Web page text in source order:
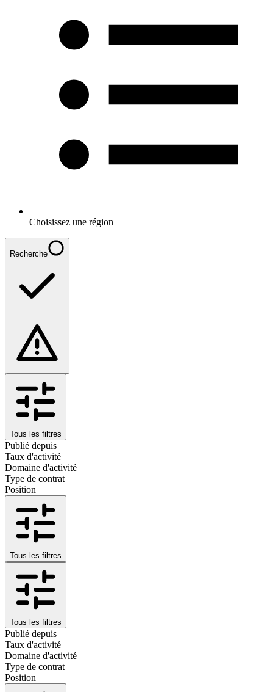
Choisissez une région
Recherche
Tous les filtres
Publié depuis
Taux d'activité
Domaine d'activité
Type de contrat
Position
Tous les filtres
Tous les filtres
Publié depuis
Taux d'activité
Domaine d'activité
Type de contrat
Position